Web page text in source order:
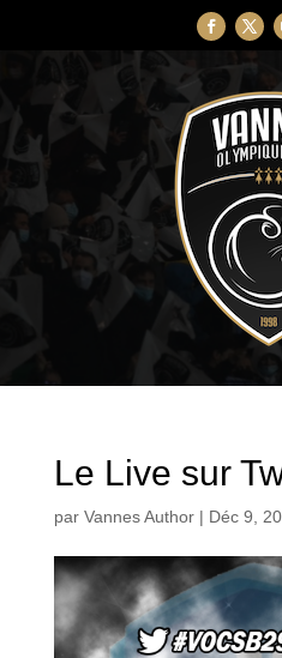
Le Live sur
par Vannes Author| Déc 9,